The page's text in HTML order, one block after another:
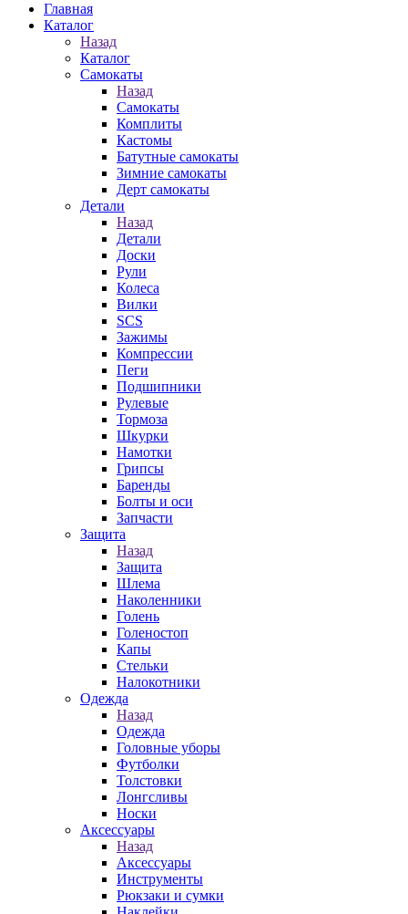
Главная
Каталог
Назад
Каталог
Самокаты
Назад
Самокаты
Комплиты
Кастомы
Батутные самокаты
Зимние самокаты
Дерт самокаты
Детали
Назад
Детали
Доски
Рули
Колеса
Вилки
SCS
Зажимы
Компрессии
Пеги
Подшипники
Рулевые
Тормоза
Шкурки
Намотки
Грипсы
Баренды
Болты и оси
Запчасти
Защита
Назад
Защита
Шлема
Наколенники
Голень
Голеностоп
Капы
Стельки
Налокотники
Одежда
Назад
Одежда
Головные уборы
Футболки
Толстовки
Лонгсливы
Носки
Аксессуары
Назад
Аксессуары
Инструменты
Рюкзаки и сумки